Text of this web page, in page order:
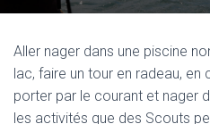
Aller nager dans une piscine
lac, faire un tour en radeau,
porter par le courant et nager
les activités que des Scouts